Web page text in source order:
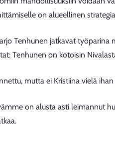
on alueellinen
Tenhunen jatkavat työparina
Tenhunen on kotoisin
mutta ei Kristiina vielä
on alusta asti leimannut